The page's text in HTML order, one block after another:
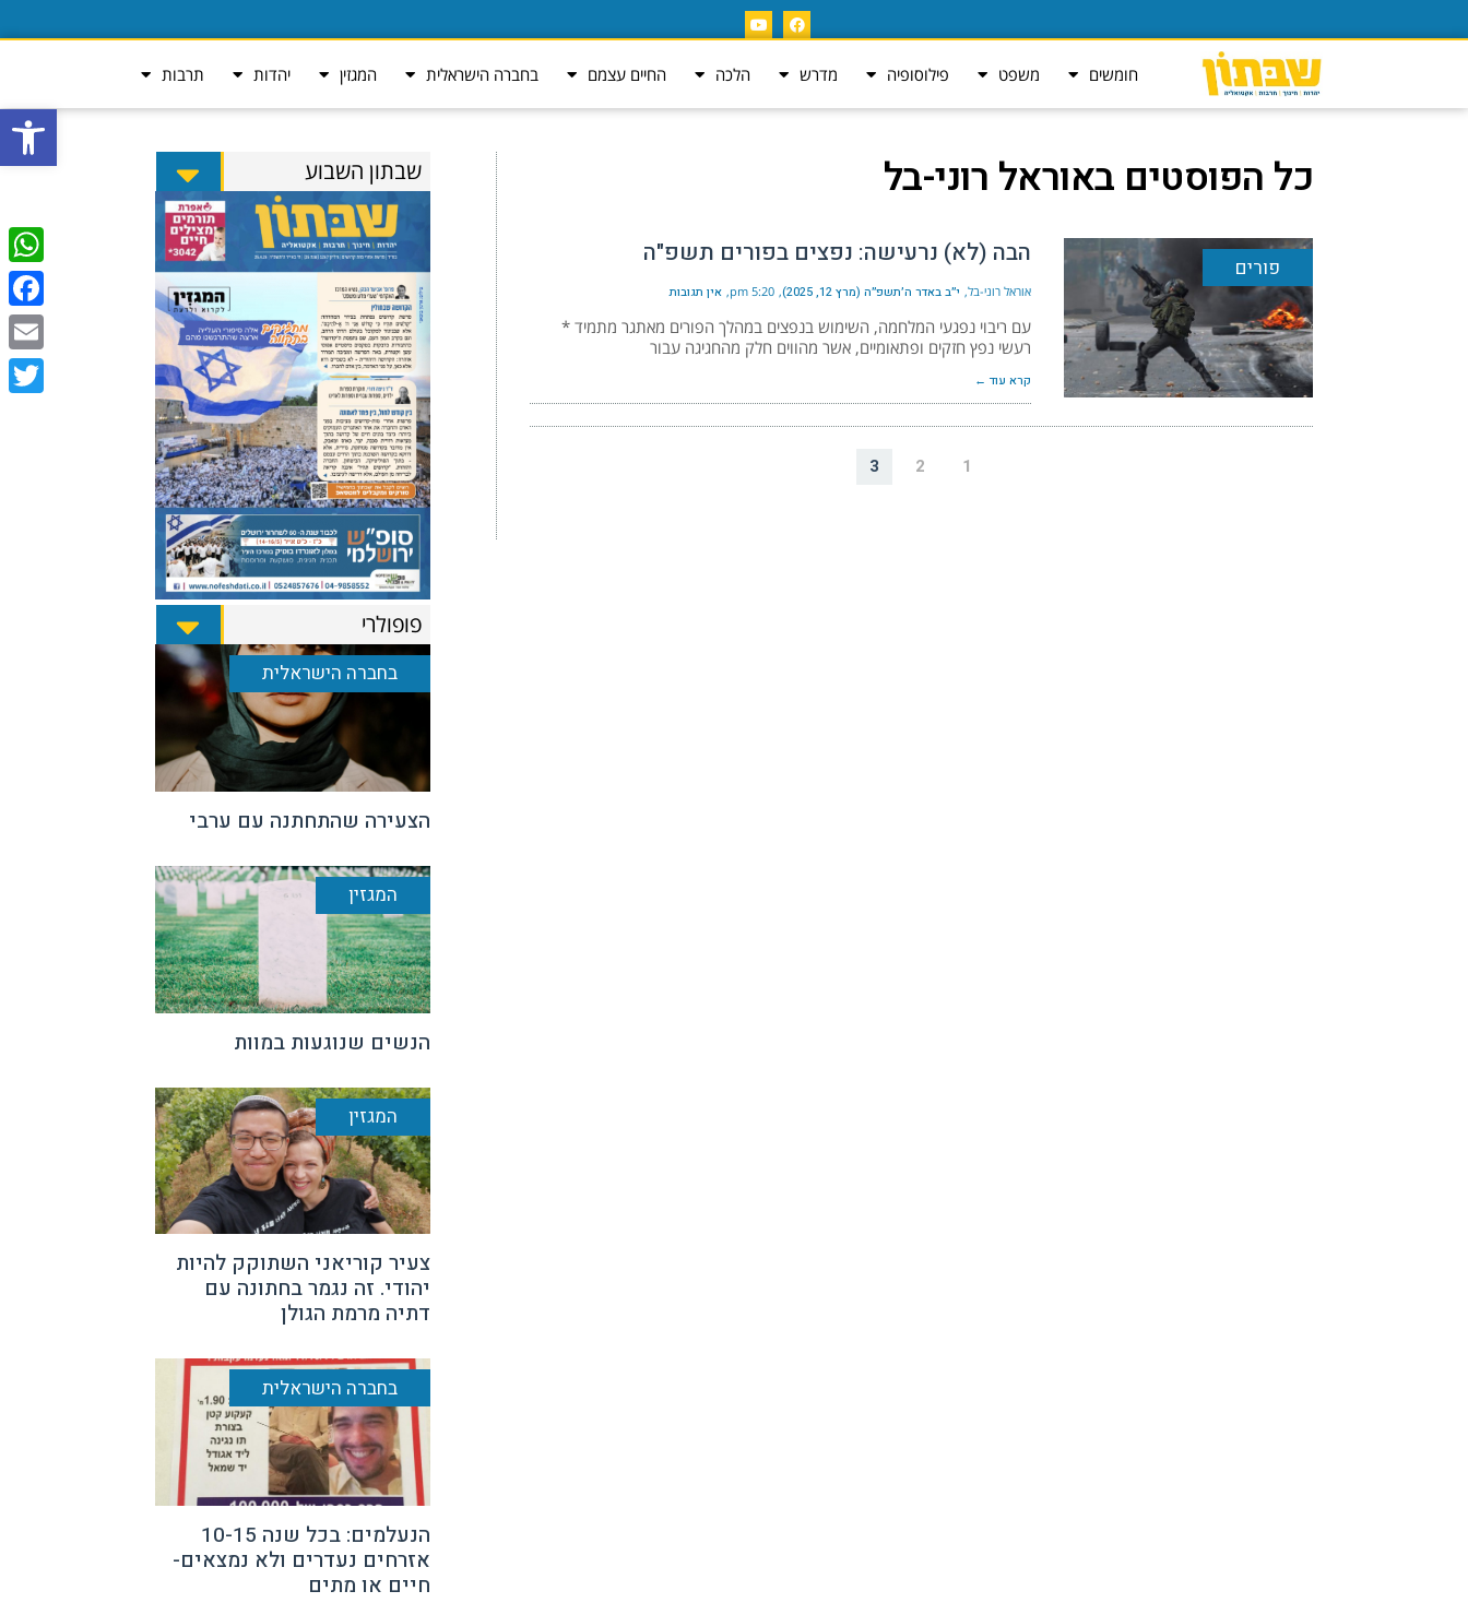
פתח
חומשים משפט פילוסופיה מדרש הלכה החיים עצמם בחברה הישראלית המגזין יהדות תרבות
כל הפוסטים באוראל רוני-בל
פורים הבה (לא) נרעישה: נפצים בפורים תשפ"ה
אוראל רוני-בל י״ב באדר ה׳תשפ״ה (מרץ 12, 2025) 5:20 pm אין תגובות
עם ריבוי נפגעי המלחמה, השימוש בנפצים במהלך הפורים מאתגר מתמיד *
רעשי נפץ חזקים ופתאומיים, אשר מהווים חלק מהחגיגה עבור
קרא עוד ←
1
2
3
שבתון השבוע
פופולרי
בחברה הישראלית
הצעירה שהתחתנה עם ערבי
המגזין
הנשים שנוגעות במוות
המגזין
צעיר קוריאני השתוקק להיות
יהודי. זה נגמר בחתונה עם
דתיה מרמת הגולן
בחברה הישראלית
הנעלמים: בכל שנה 10-15
אזרחים נעדרים ולא נמצאים-
חיים או מתים
Email